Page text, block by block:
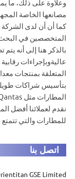
مصانعها الخاصة
كما أن أن لدى الشركة
المتخصصين في البحث
بالذكر هنا إلى أنه
عاليةوبإجراءات
المتعلقة بمنتجات
بتأسيس شراكات
نقدم لعملائنا أفضل
للمطارات والتي
اتصل بنا
GSE Limited